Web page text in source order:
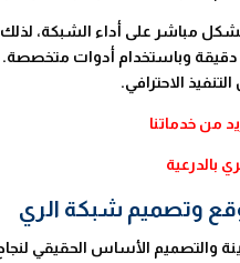
مباشر على أداء الشبكة، لذلك
دقيقة وباستخدام أدوات
الاحترافي.
من خدماتنا
بالدرعية
وتصميم شبكة الري
والتصميم الأساس الحقيقي